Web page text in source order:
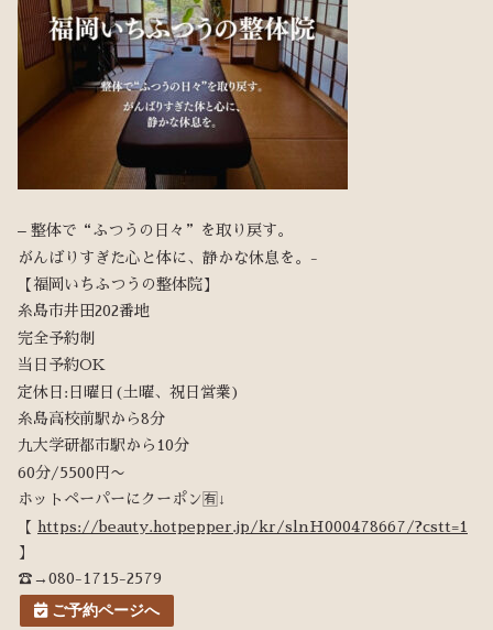
– 整体で“ふつうの日々”を取り戻す。
がんばりすぎた心と体に、静かな休息を。-
【福岡いちふつうの整体院】
糸島市井田202番地
完全予約制
当日予約OK
定休日:日曜日(土曜、祝日営業)
糸島高校前駅から8分
九大学研都市駅から10分
60分/5500円〜
ホットペーパーにクーポン🈶↓
【 https://beauty.hotpepper.jp/kr/slnH000478667/?cstt=1
】
☎︎→080-1715-2579
ご予約ページへ